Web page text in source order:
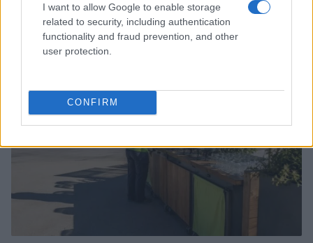
I want to allow Google to enable storage
related to security, including authentication
functionality and fraud prevention, and other
user protection.
CONFIRM
centered: le nuove frontiere dell’architettura
Andrea Innocenti · 7 Ago 2026
SOSTENIBILITÀ